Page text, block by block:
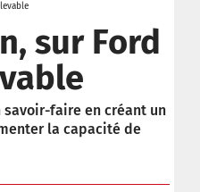
sur Ford
faire en créant un
la capacité de